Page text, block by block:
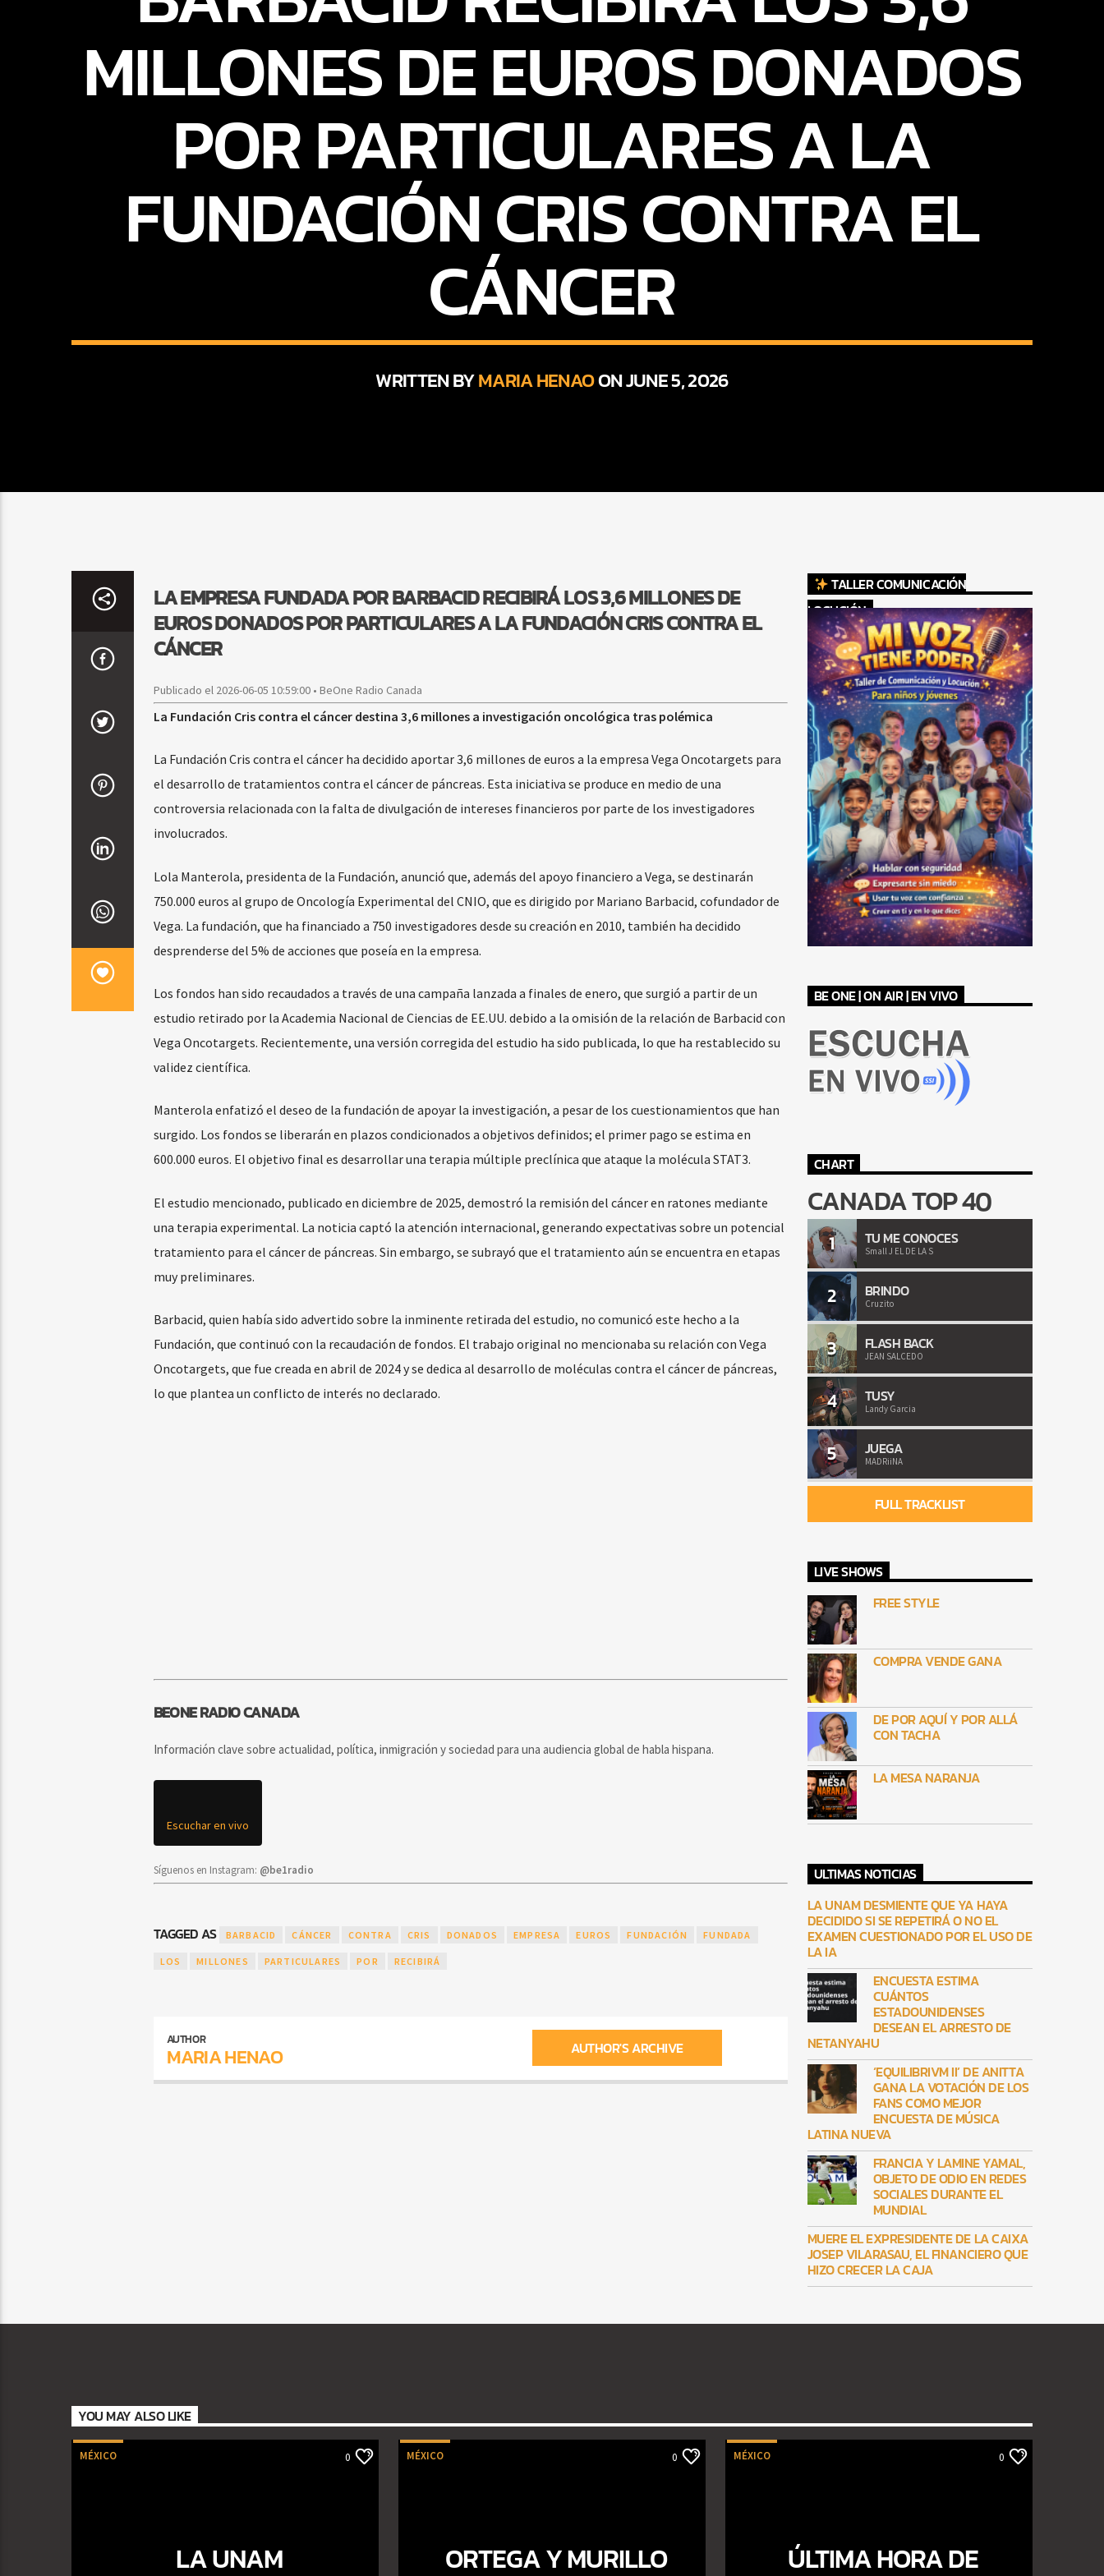
MILLONES DE EUROS DONADOS
POR PARTICULARES A LA
FUNDACIÓN CRIS CONTRA EL
CÁNCER
WRITTEN BYMARIA HENAOON JUNE 5, 2026
LA EMPRESA FUNDADA POR BARBACID RECIBIRÁ LOS 3,6 MILLONES DE
EUROS DONADOS POR PARTICULARES A LA FUNDACIÓN CRIS CONTRA EL
CÁNCER
Publicado el 2026-06-05 10:59:00 • BeOne Radio Canada
La Fundación Cris contra el cáncer destina 3,6 millones a investigación oncológica tras polémica
La Fundación Cris contra el cáncer ha decidido aportar 3,6 millones de euros a la empresa Vega Oncotargets para
el desarrollo de tratamientos contra el cáncer de páncreas. Esta iniciativa se produce en medio de una
controversia relacionada con la falta de divulgación de intereses financieros por parte de los investigadores
involucrados.
Lola Manterola, presidenta de la Fundación, anunció que, además del apoyo financiero a Vega, se destinarán
750.000 euros al grupo de Oncología Experimental del CNIO, que es dirigido por Mariano Barbacid, cofundador de
Vega. La fundación, que ha financiado a 750 investigadores desde su creación en 2010, también ha decidido
desprenderse del 5% de acciones que poseía en la empresa.
Los fondos han sido recaudados a través de una campaña lanzada a finales de enero, que surgió a partir de un
estudio retirado por la Academia Nacional de Ciencias de EE.UU. debido a la omisión de la relación de Barbacid con
Vega Oncotargets. Recientemente, una versión corregida del estudio ha sido publicada, lo que ha restablecido su
validez científica.
Manterola enfatizó el deseo de la fundación de apoyar la investigación, a pesar de los cuestionamientos que han
surgido. Los fondos se liberarán en plazos condicionados a objetivos definidos; el primer pago se estima en
600.000 euros. El objetivo final es desarrollar una terapia múltiple preclínica que ataque la molécula STAT3.
El estudio mencionado, publicado en diciembre de 2025, demostró la remisión del cáncer en ratones mediante
una terapia experimental. La noticia captó la atención internacional, generando expectativas sobre un potencial
tratamiento para el cáncer de páncreas. Sin embargo, se subrayó que el tratamiento aún se encuentra en etapas
muy preliminares.
Barbacid, quien había sido advertido sobre la inminente retirada del estudio, no comunicó este hecho a la
Fundación, que continuó con la recaudación de fondos. El trabajo original no mencionaba su relación con Vega
Oncotargets, que fue creada en abril de 2024 y se dedica al desarrollo de moléculas contra el cáncer de páncreas,
lo que plantea un conflicto de interés no declarado.
BEONE RADIO CANADA
Información clave sobre actualidad, política, inmigración y sociedad para una audiencia global de habla hispana.
Escuchar en vivo
Síguenos en Instagram: @be1radio
TAGGED AS BARBACID CÁNCER CONTRA CRIS DONADOS EMPRESA EUROS FUNDACIÓN FUNDADA
LOS MILLONES PARTICULARES POR RECIBIRÁ
AUTHOR
MARIA HENAO AUTHOR'S ARCHIVE
TALLER COMUNICACIÓN
LOCUCIÓN
BE ONE | ON AIR | EN VIVO
CHART
CANADA TOP 40
1 TU ME CONOCES
Small J EL DE LA S
2 BRINDO
Cruzito
3 FLASH BACK
JEAN SALCEDO
4 TUSY
Landy Garcia
5 JUEGA
MADRiiNA
FULL TRACKLIST
LIVE SHOWS
FREE STYLE
COMPRA VENDE GANA
DE POR AQUÍ Y POR ALLÁ
CON TACHA
LA MESA NARANJA
ULTIMAS NOTICIAS
LA UNAM DESMIENTE QUE YA HAYA
DECIDIDO SI SE REPETIRÁ O NO EL
EXAMEN CUESTIONADO POR EL USO DE
LA IA
ENCUESTA ESTIMA
CUÁNTOS
ESTADOUNIDENSES
DESEAN EL ARRESTO DE
NETANYAHU
‘EQUILIBRIVM II’ DE ANITTA
GANA LA VOTACIÓN DE LOS
FANS COMO MEJOR
ENCUESTA DE MÚSICA
LATINA NUEVA
FRANCIA Y LAMINE YAMAL,
OBJETO DE ODIO EN REDES
SOCIALES DURANTE EL
MUNDIAL
MUERE EL EXPRESIDENTE DE LA CAIXA
JOSEP VILARASAU, EL FINANCIERO QUE
HIZO CRECER LA CAJA
YOU MAY ALSO LIKE
MÉXICO 0
LA UNAM
MÉXICO 0
ORTEGA Y MURILLO
MÉXICO 0
ÚLTIMA HORA DE